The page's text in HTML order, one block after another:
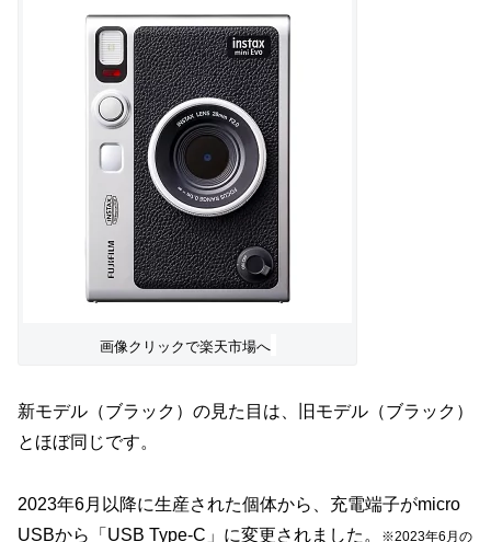
画像クリックで楽天市場へ
新モデル（ブラック）の見た目は、旧モデル（ブラック）
とほぼ同じです。
2023年6月以降に生産された個体から、充電端子がmicro
USBから「USB Type-C」に変更されました。
※2023年6月の